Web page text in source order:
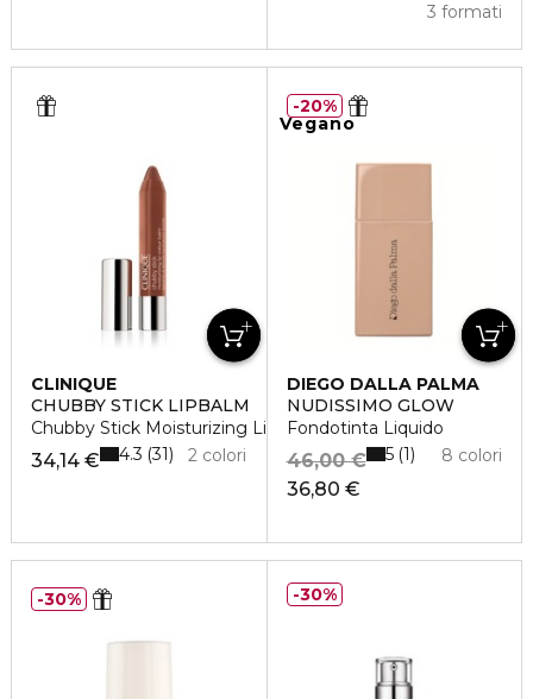
3 formati
CLINIQUE
CHUBBY STICK LIPBALM
Chubby Stick Moisturizing Lip Balm
34,14 € 2 colori
4.3 31
Vegano
DIEGO DALLA PALMA
NUDISSIMO GLOW
Fondotinta Liquido
36,80 €
46,00 € 8 colori
5 1
20%
30% 30%